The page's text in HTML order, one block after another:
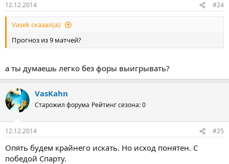
12.12.2014 #24
Vasek сказал(а):
Прогноз из 9 матчей?
а ты думаешь легко без форы выигрывать?
VasKahn
Старожил форума Рейтинг сезона: 0
12.12.2014 #25
Опять будем крайнего искать. Но исход понятен. С
победой Спарту.